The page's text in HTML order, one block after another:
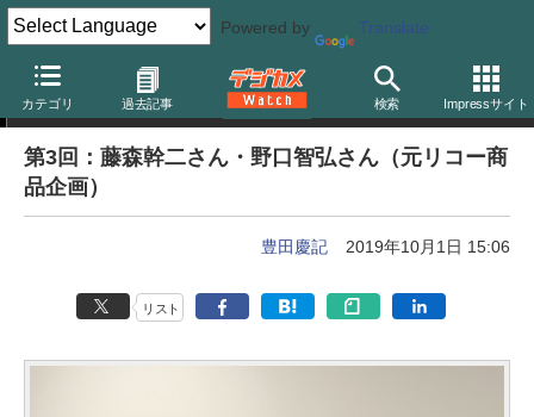
Powered by Translate
カテゴリ 過去記事 検索 Impressサイト
写真業界 温故知新
第3回：藤森幹二さん・野口智弘さん（元リコー商
品企画）
豊田慶記 2019年10月1日 15:06
リスト